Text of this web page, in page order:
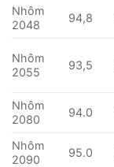
Nhôm
2048
94,8
Nhôm
2055
93,5
Nhôm
2080
94.0
Nhôm
2090
95.0